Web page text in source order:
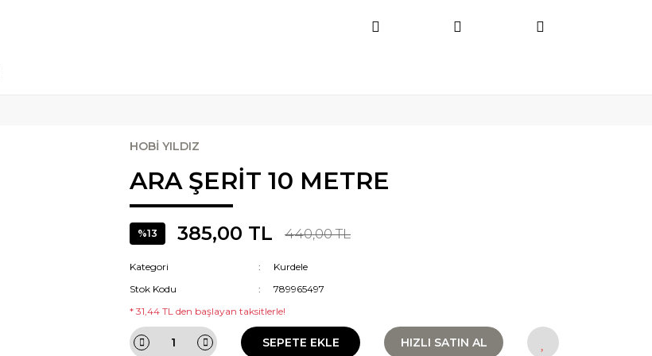
HOBİ YILDIZ
ARA ŞERİT 10 METRE
%13 385,00 TL 440,00 TL
Kategori
Kurdele
Stok Kodu
789965497
* 31,44 TL den başlayan taksitlerle!
SEPETE EKLE HIZLI SATIN AL